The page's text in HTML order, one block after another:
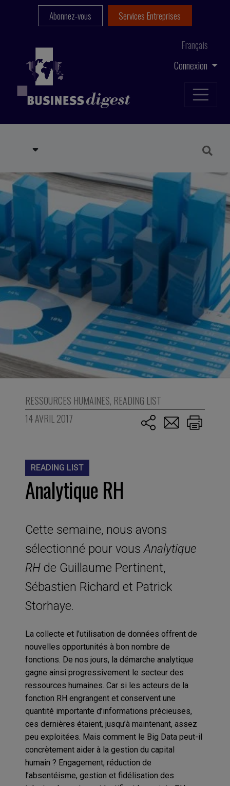
Connexion
Français
Abonnez-vous Services Entreprises
RESSOURCES HUMAINES, READING LIST
14 AVRIL 2017
READING LIST
Analytique RH
Cette semaine, nous avons
sélectionné pour vousAnalytique
RHde Guillaume Pertinent,
Sébastien Richard et Patrick
Storhaye.
La collecte et l’utilisation de données offrent de
nouvelles opportunités à bon nombre de
fonctions. De nos jours, la démarche analytique
gagne ainsi progressivement le secteur des
ressources humaines. Car si les acteurs de la
fonction RH engrangent et conservent une
quantité importante d’informations précieuses,
ces dernières étaient, jusqu’à maintenant, assez
peu exploitées. Mais comment le Big Data peut-il
concrètement aider à la gestion du capital
humain ? Engagement, réduction de
l’absentéisme, gestion et fidélisation des